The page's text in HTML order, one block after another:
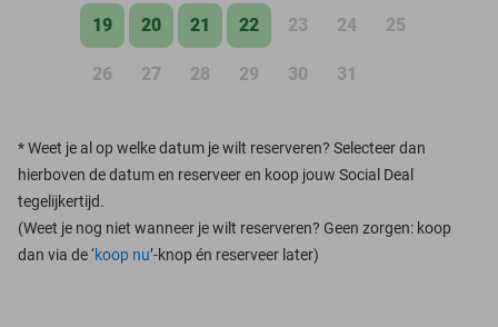
19 20 21 22 23 24 25
26 27 28 29 30 31
*Weet je al op welke datum je wilt reserveren? Selecteer dan
hierboven de datum en reserveer en koop jouw Social Deal
tegelijkertijd.
(Weet je nog niet wanneer je wilt reserveren? Geen zorgen: koop
dan via de ‘koop nu’-knop én reserveer later)